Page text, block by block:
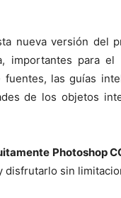
nueva versión del
importantes para
las guías
de los objetos
Photoshop
disfrutarlo sin